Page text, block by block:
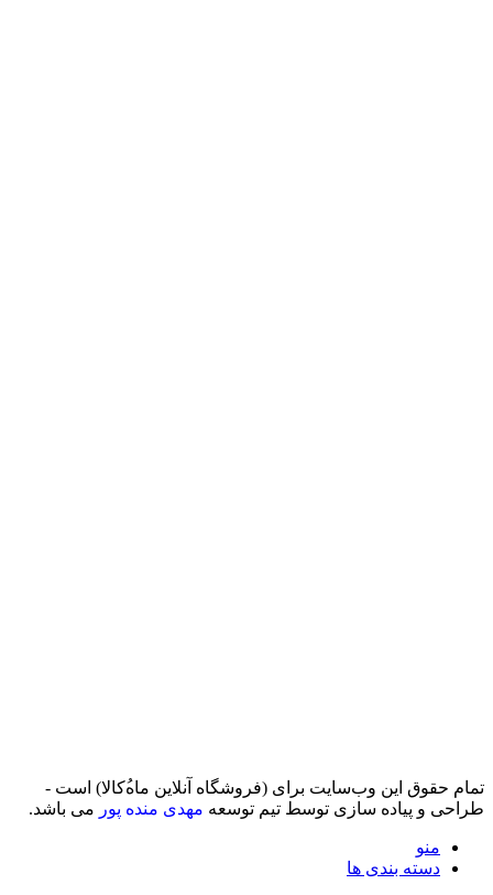
تمام حقوق اين وب‌سايت برای (فروشگاه آنلاین ماه‌‌‌‌‌‌ُکالا) است -
طراحی و پیاده سازی توسط تیم توسعه مهدی منده پور می باشد.
منو
دسته بندی ها